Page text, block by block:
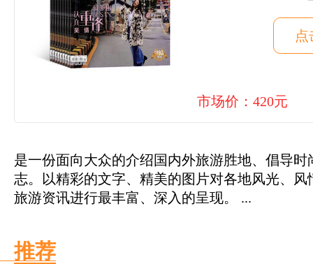
市场价：420元
是一份面向大众的介绍国内外旅游胜地、倡导
志。以精彩的文字、精美的图片对各地风光、
旅游资讯进行最丰富、深入的呈现。 ...
推荐